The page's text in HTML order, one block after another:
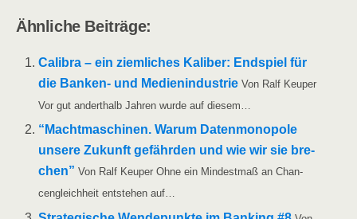
Ähn­li­che Beiträge:
Cali­bra – ein ziem­li­ches Kali­ber: End­spiel für
die Ban­ken- und Medi­en­in­dus­trie Von Ralf Keu­per
Vor gut andert­halb Jah­ren wur­de auf diesem…
“Macht­ma­schi­nen. War­um Daten­mo­no­po­le
unse­re Zukunft gefähr­den und wie wir sie bre­
chen” Von Ralf Keu­per Ohne ein Min­dest­maß an Chan­
cen­gleich­heit ent­ste­hen auf…